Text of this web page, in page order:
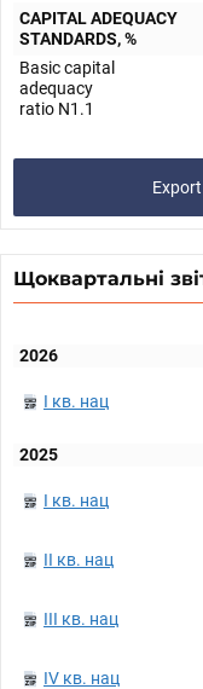
CAPITAL ADEQUACY
STANDARDS, %
Basic capital
adequacy
ratio N1.1
Щоквартальні
2026
I кв. нац
2025
I кв. нац
II кв. нац
III кв. нац
IV кв. нац